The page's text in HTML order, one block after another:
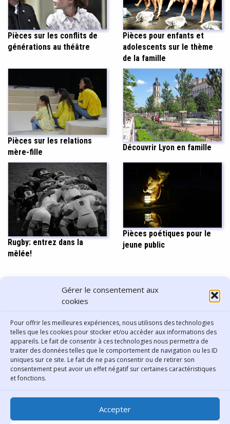
Gérer le consentement aux
cookies
Pour offrir les meilleures expériences, nous utilisons des technologies
telles que les cookies pour stocker et/ou accéder aux informations des
appareils. Le fait de consentir à ces technologies nous permettra de
traiter des données telles que le comportement de navigation ou les ID
uniques sur ce site. Le fait de ne pas consentir ou de retirer son
consentement peut avoir un effet négatif sur certaines caractéristiques
et fonctions.
Accepter
Pièces sur les conflits de
générations au théâtre
Pièces pour enfants et
adolescents sur le thème
de la famille
Pièces sur les relations
mère-fille
Découvrir Lyon en famille
Rugby: entrez dans la
mêlée!
Pièces poétiques pour le
jeune public
PARTAGER CET ARTICLE
Bibliothèque municipale de
Lyon